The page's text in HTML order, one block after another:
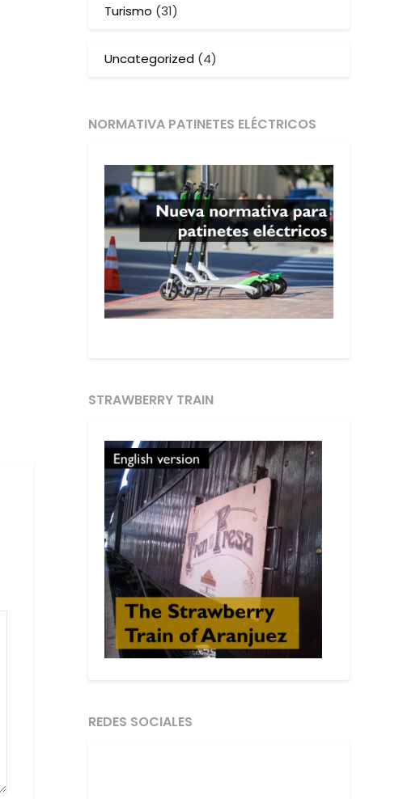
Turismo (31)
Uncategorized(4)
NORMATIVA PATINETES ELÉCTRICOS
STRAWBERRY TRAIN
REDES SOCIALES